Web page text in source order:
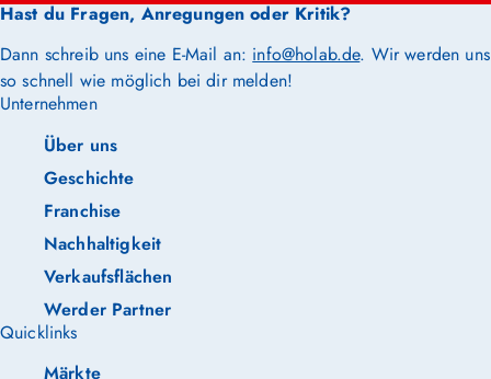
Hast du Fragen, Anregungen oder Kritik?
Dann schreib uns eine E-Mail an: info@holab.de. Wir werden uns
so schnell wie möglich bei dir melden!
Unternehmen
Über uns
Geschichte
Franchise
Nachhaltigkeit
Verkaufsflächen
Werder Partner
Quicklinks
Märkte